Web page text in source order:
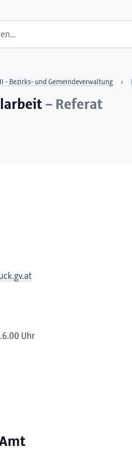
- Bezirks- und Gemeindeverwaltung
– Referat
Uhr